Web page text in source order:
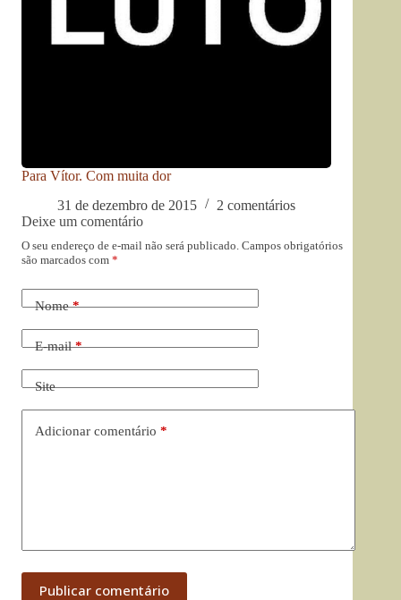
Para Vítor. Com muita dor
31 de dezembro de 2015
2 comentários
Deixe um comentário
O seu endereço de e-mail não será publicado. Campos obrigatórios
são marcados com *
Nome*
E-mail*
Site
Adicionar comentário *
Publicar comentário